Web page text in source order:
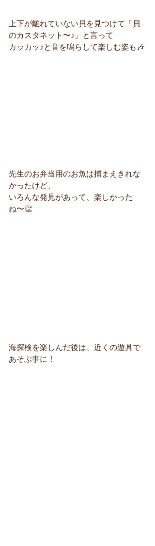
上下が離れていない貝を見つけて「貝
のカスタネット〜♪」と言って
カッカッ♪と音を鳴らして楽しむ姿も🎶
先生のお弁当用のお魚は捕まえきれな
かったけど、
いろんな発見があって、楽しかった
ね〜👏
海探検を楽しんだ後は、近くの遊具で
あそぶ事に！